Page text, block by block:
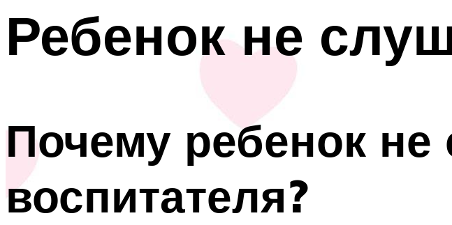
Ребенок не
Почему ребенок не
воспитателя?